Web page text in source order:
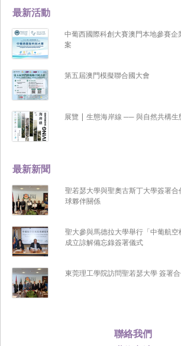
聯絡我們
最新新聞
聖若瑟大學與聖奧古斯丁大學簽署
球夥伴關係
聖大參與馬德拉大學舉行「中葡航空
成立諒解備忘錄簽署儀式
東莞理工學院訪問聖若瑟大學 簽署
最新活動
中葡西國際科創大賽澳門本地參賽企
案
第五屆澳門模擬聯合國大會
展覽 | 生態海岸線 ── 與自然共構生